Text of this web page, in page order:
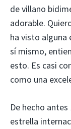
de villano
adorable.
ha visto alguna
sí mismo,
esto. Es casi
como una
De hecho antes
estrella